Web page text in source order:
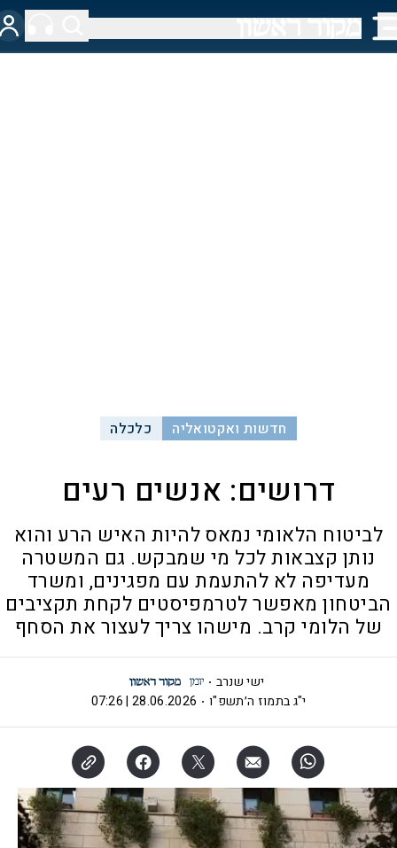
חדשות ואקטואליה כלכלה
דרושים: אנשים רעים
לביטוח הלאומי נמאס להיות האיש הרע והוא
נותן קצבאות לכל מי שמבקש. גם המשטרה
מעדיפה לא להתעמת עם מפגינים, ומשרד
הביטחון מאפשר לטרמפיסטים לקחת תקציבים
של הלומי קרב. מישהו צריך לעצור את הסחף
ישי שנרב
י"ג בתמוז ה׳תשפ"ו
28.06.2026 | 07:26